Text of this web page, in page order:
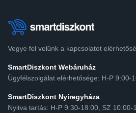
Vegye fel velünk a kapcsolatot
SmartDiszkont Webáruház
Ügyfélszolgálat elérhetősége: H-P 9:00-
SmartDiszkont Nyíregyháza
Nyitva tartás: H-P 9:30-18:00, SZ 10:00-